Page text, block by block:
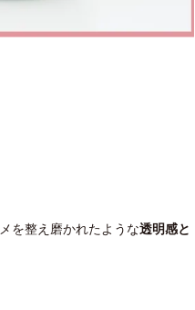
を整え磨かれたような透明感と